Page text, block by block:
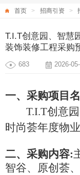
首页 招商引资
T.I.T创意园、智慧
装饰装修工程采购
683 2026-
一、采购项目
T.I.T创意
时尚荟年度物
二、采购内容:
智谷、原创荟